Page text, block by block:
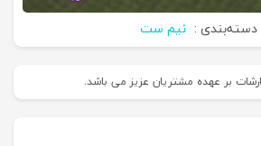
دسته‌بندی : نیم ست
بر عهده مشتریان عزیز می باشد.